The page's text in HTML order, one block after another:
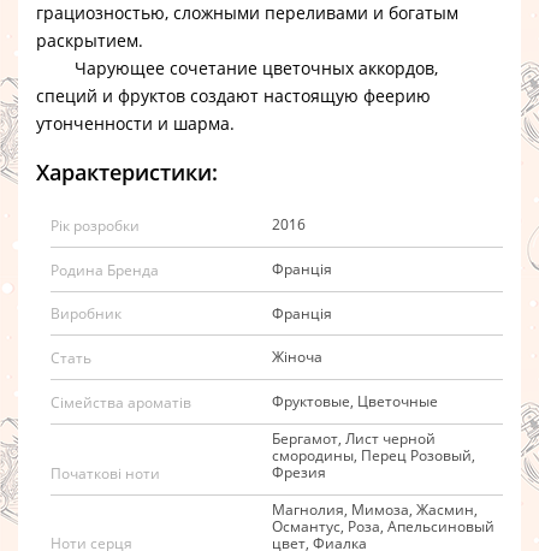
грациозностью, сложными переливами и богатым
раскрытием.
Чарующее сочетание цветочных аккордов,
специй и фруктов создают настоящую феерию
утонченности и шарма.
Характеристики:
Рік розробки 2016
Родина Бренда Франція
Виробник Франція
Стать Жіноча
Сімейства ароматів Фруктовые, Цветочные
Початкові ноти
Бергамот, Лист черной
смородины, Перец Розовый,
Фрезия
Ноти серця
Магнолия, Мимоза, Жасмин,
Османтус, Роза, Апельсиновый
цвет, Фиалка